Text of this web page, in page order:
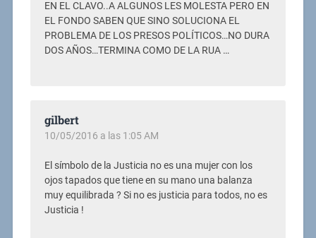
EN EL CLAVO..A ALGUNOS LES MOLESTA PERO EN
EL FONDO SABEN QUE SINO SOLUCIONA EL
PROBLEMA DE LOS PRESOS POLÍTICOS…NO DURA
DOS AÑOS…TERMINA COMO DE LA RUA …
gilbert
10/05/2016 a las 1:05 AM
El símbolo de la Justicia no es una mujer con los
ojos tapados que tiene en su mano una balanza
muy equilibrada ? Si no es justicia para todos, no es
Justicia !